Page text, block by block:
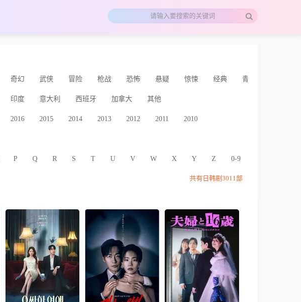
奇幻 武侠 冒险 枪战 恐怖 悬疑 惊悚 经典 青春
印度 意大利 西班牙 加拿大 其他
2016 2015 2014 2013 2012 2011 2010
P Q R S T U V W X Y Z 0-9
共有日韩剧 3011部